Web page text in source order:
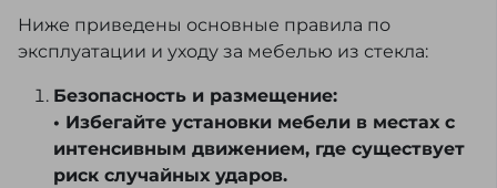
Ниже приведены основные правила по
эксплуатации и уходу за мебелью из стекла:
Безопасность и размещение:
• Избегайте установки мебели в местах с
интенсивным движением, где существует
риск случайных ударов.